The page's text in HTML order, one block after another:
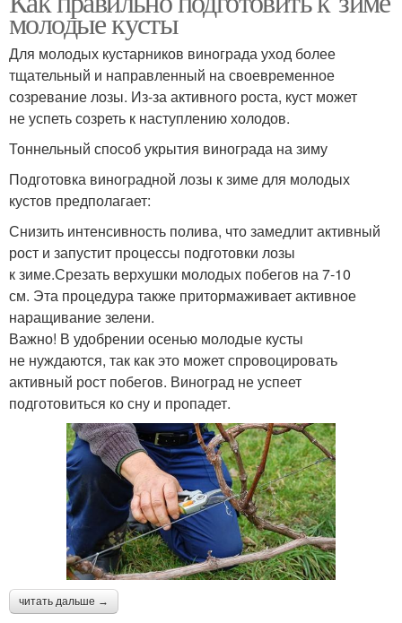
молодые кусты
Для молодых кустарников винограда уход более
тщательный и направленный на своевременное
созревание лозы. Из-за активного роста, куст может
не успеть созреть к наступлению холодов.
Тоннельный способ укрытия винограда на зиму
Подготовка виноградной лозы к зиме для молодых
кустов предполагает:
Снизить интенсивность полива, что замедлит активный
рост и запустит процессы подготовки лозы
к зиме.Срезать верхушки молодых побегов на 7-10
см. Эта процедура также притормаживает активное
наращивание зелени.
Важно! В удобрении осенью молодые кусты
не нуждаются, так как это может спровоцировать
активный рост побегов. Виноград не успеет
подготовиться ко сну и пропадет.
читать дальше →